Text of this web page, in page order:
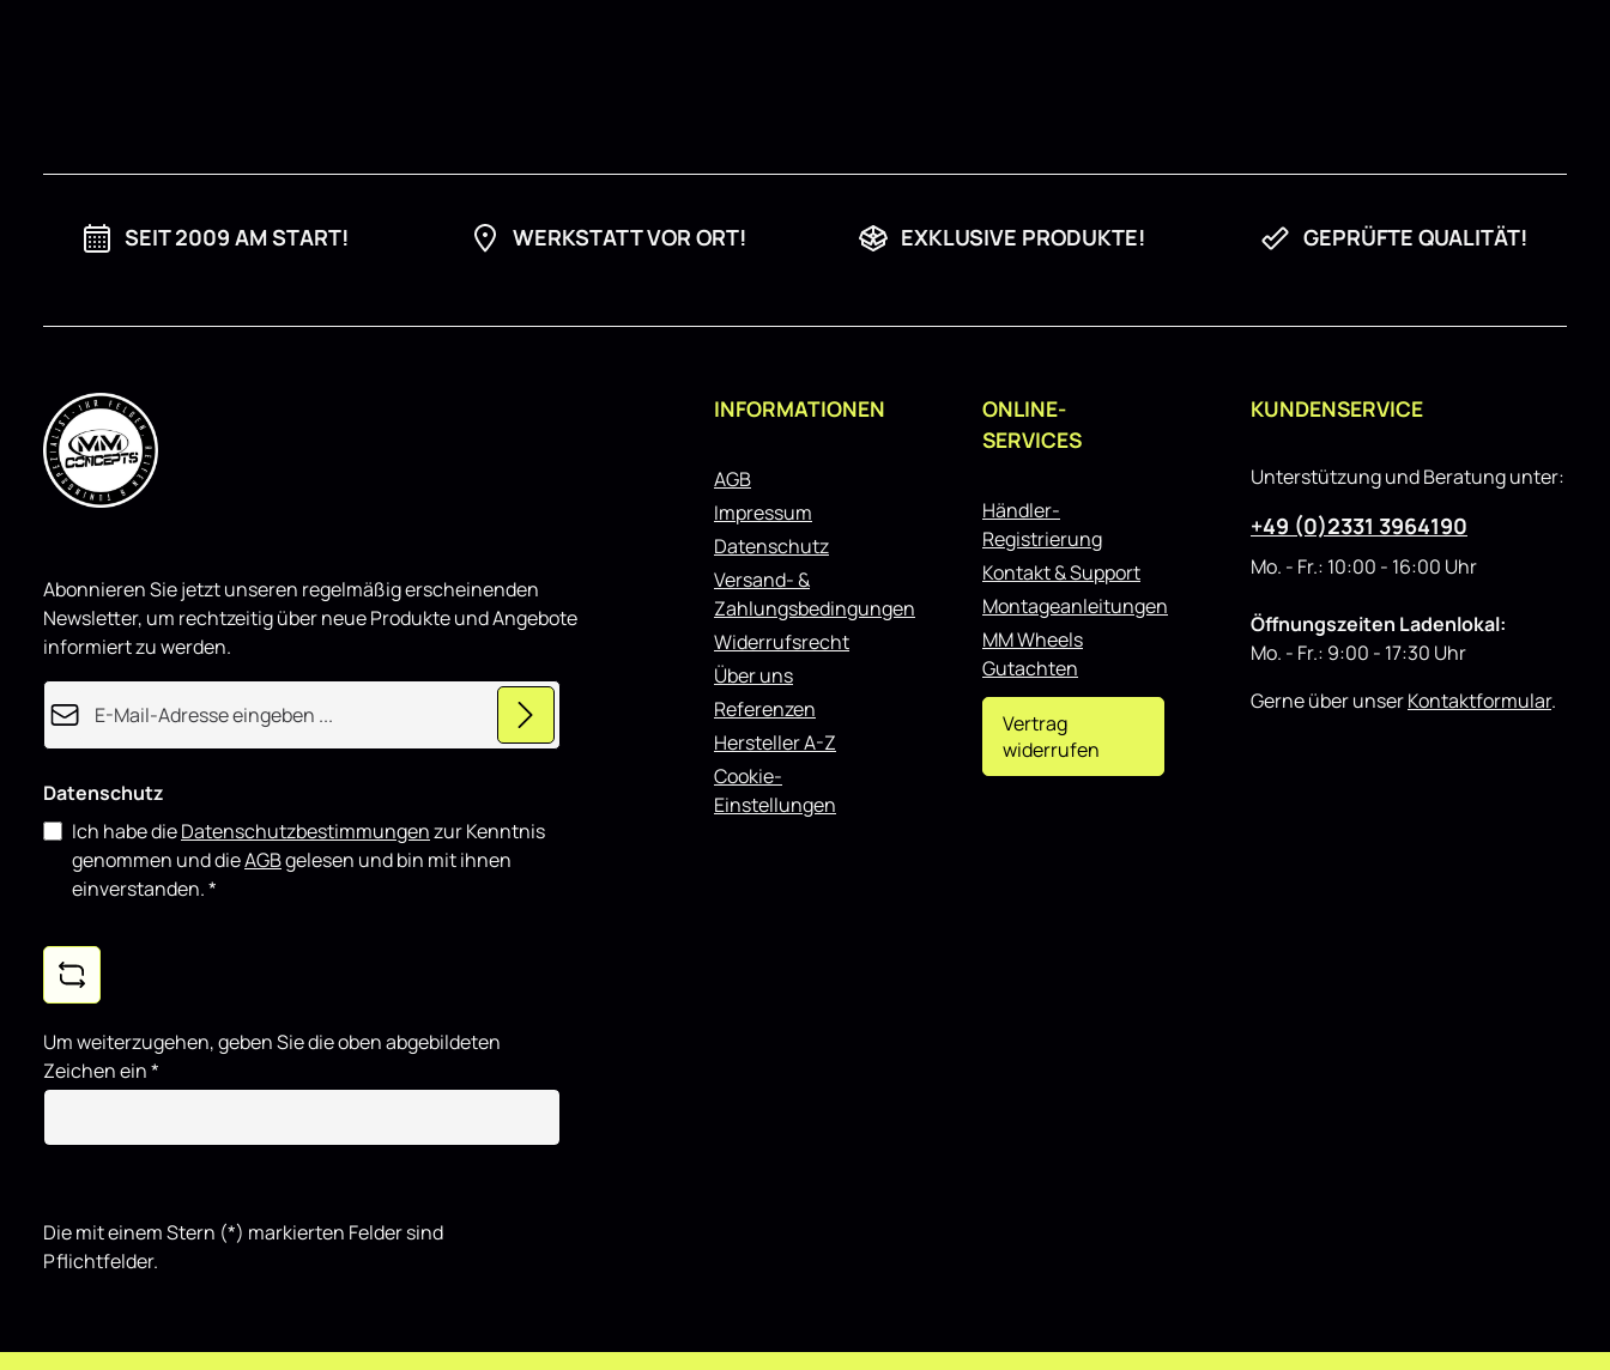
SEIT 2009 AM START! WERKSTATT VOR ORT! EXKLUSIVE PRODUKTE! GEPRÜFTE QUALITÄT!
Abonnieren Sie jetzt unseren regelmäßig erscheinenden
Newsletter, um rechtzeitig über neue Produkte und Angebote
informiert zu werden.
E-Mail-Adresse*
Datenschutz
Ich habe dieDatenschutzbestimmungenzur Kenntnis
genommen und dieAGBgelesen und bin mit ihnen
einverstanden.*
Um weiterzugehen, geben Sie die oben abgebildeten
Zeichen ein*
Die mit einem Stern (*) markierten Felder sind
Pflichtfelder.
INFORMATIONEN
AGB
Impressum
Datenschutz
Versand- &
Zahlungsbedingungen
Widerrufsrecht
Über uns
Referenzen
Hersteller A-Z
Cookie-
Einstellungen
ONLINE-
SERVICES
Händler-
Registrierung
Kontakt & Support
Montageanleitungen
MM Wheels
Gutachten
Vertrag
widerrufen
KUNDENSERVICE
Unterstützung und Beratung unter:
+49 (0)2331 3964190
Mo. - Fr.: 10:00 - 16:00 Uhr
Öffnungszeiten Ladenlokal:
Mo. - Fr.: 9:00 - 17:30 Uhr
Gerne über unserKontaktformular.